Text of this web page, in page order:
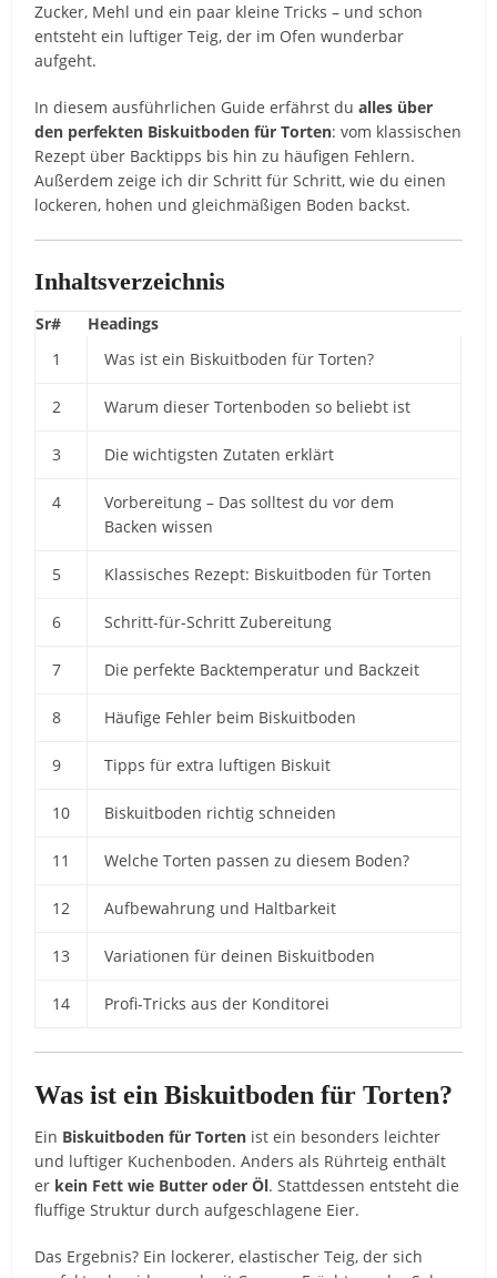
Zucker, Mehl und ein paar kleine Tricks – und schon
entsteht ein luftiger Teig, der im Ofen wunderbar
aufgeht.
In diesem ausführlichen Guide erfährst dualles über
den perfekten Biskuitboden für Torten: vom klassischen
Rezept über Backtipps bis hin zu häufigen Fehlern.
Außerdem zeige ich dir Schritt für Schritt, wie du einen
lockeren, hohen und gleichmäßigen Boden backst.
Inhaltsverzeichnis
Sr#
Headings
1
Was ist ein Biskuitboden für Torten?
2 Warum dieser Tortenboden so beliebt ist
3 Die wichtigsten Zutaten erklärt
4
Vorbereitung – Das solltest du vor dem
Backen wissen
5 Klassisches Rezept: Biskuitboden für Torten
6 Schritt-für-Schritt Zubereitung
7 Die perfekte Backtemperatur und Backzeit
8 Häufige Fehler beim Biskuitboden
9 Tipps für extra luftigen Biskuit
10 Biskuitboden richtig schneiden
11 Welche Torten passen zu diesem Boden?
12 Aufbewahrung und Haltbarkeit
13 Variationen für deinen Biskuitboden
14 Profi-Tricks aus der Konditorei
Was ist ein Biskuitboden für Torten?
Ein Biskuitboden für Torten ist ein besonders leichter
und luftiger Kuchenboden. Anders als Rührteig enthält
er kein Fett wie Butter oder Öl. Stattdessen entsteht die
fluffige Struktur durch aufgeschlagene Eier.
Das Ergebnis? Ein lockerer, elastischer Teig, der sich